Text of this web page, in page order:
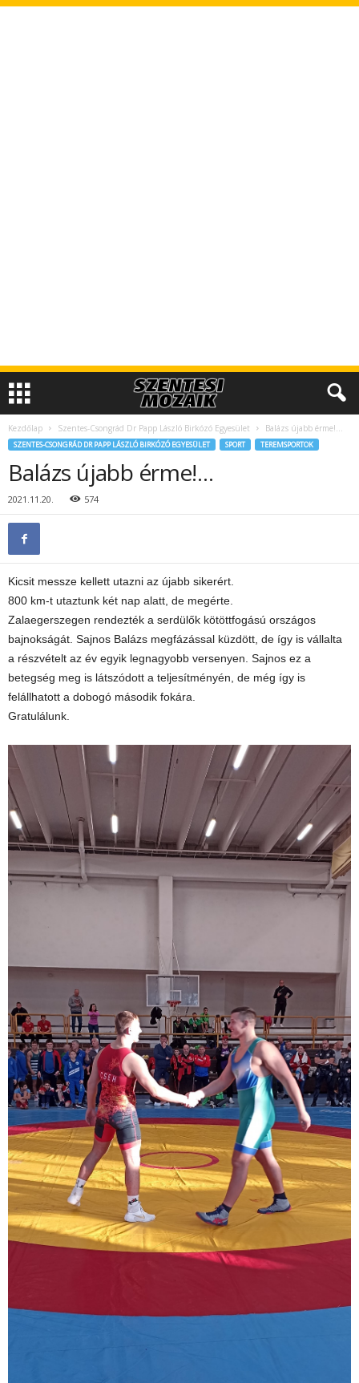
Kezdőlap Szentes-Csongrád Dr Papp László Birkózó Egyesület Balázs újabb érme!…
SZENTES-CSONGRÁD DR PAPP LÁSZLÓ BIRKÓZÓ EGYESÜLET SPORT TEREMSPORTOK
Balázs újabb érme!…
2021.11.20. 574
Kicsit messze kellett utazni az újabb sikerért.
800 km-t utaztunk két nap alatt, de megérte.
Zalaegerszegen rendezték a serdülők kötöttfogású országos
bajnokságát. Sajnos Balázs megfázással küzdött, de így is vállalta
a részvételt az év egyik legnagyobb versenyen. Sajnos ez a
betegség meg is látszódott a teljesítményén, de még így is
felállhatott a dobogó második fokára.
Gratulálunk.